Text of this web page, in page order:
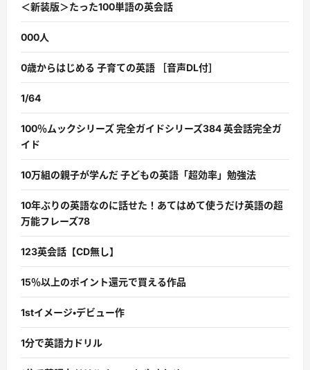
＜新装版＞たった100単語の英会話
000人
0歳からはじめる 子育ての英語 ［音声DL付］
1/64
100％ムックシリーズ 完全ガイドシリーズ384 英会話完全ガ
イド
10万組の親子が学んだ 子どもの英語「超効率」勉強法
10年ぶりの英語なのに話せた！あてはめて使うだけ英語の超
万能フレーズ78
123英会話【CD無し】
15％以上のポイント還元で買える作品
1stイメージ・デビュー作
1分で英語力ドリル